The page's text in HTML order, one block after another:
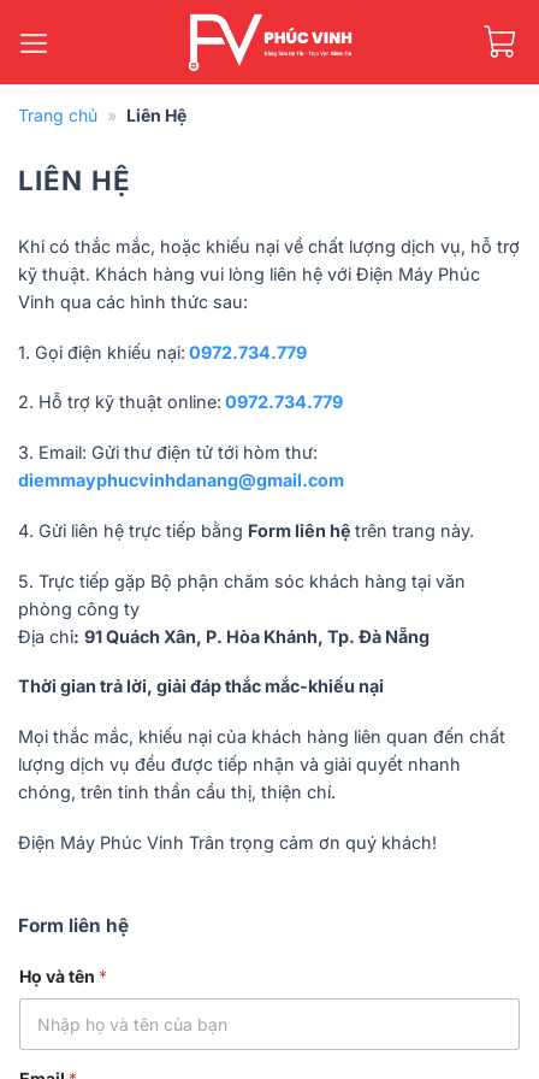
qua
dungTrang chủ » Liên Hệ
LIÊN HỆ
Khi có thắc mắc, hoặc khiếu nại về chất lượng dịch vụ, hỗ trợ
kỹ thuật. Khách hàng vui lòng liên hệ với Điện Máy Phúc
Vinh qua các hình thức sau:
1. Gọi điện khiếu nại: 0972.734.779
2. Hỗ trợ kỹ thuật online: 0972.734.779
3. Email: Gửi thư điện tử tới hòm thư:
diemmayphucvinhdanang@gmail.com
4. Gửi liên hệ trực tiếp bằng Form liên hệ trên trang này.
5. Trực tiếp gặp Bộ phận chăm sóc khách hàng tại văn
phòng công ty
Địa chỉ: 91 Quách Xân, P. Hòa Khánh, Tp. Đà Nẵng
Thời gian trả lời, giải đáp thắc mắc-khiếu nại
Mọi thắc mắc, khiếu nại của khách hàng liên quan đến chất
lượng dịch vụ đều được tiếp nhận và giải quyết nhanh
chóng, trên tinh thần cầu thị, thiện chí.
Điện Máy Phúc Vinh Trân trọng cảm ơn quý khách!
Form liên hệ
Họ và tên *